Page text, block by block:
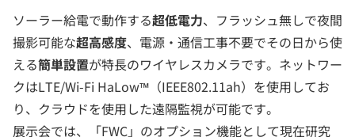
ソーラー給電で動作する超低電力、フラッシュ無しで夜間
撮影可能な超高感度、電源・通信工事不要でその日から使
える簡単設置が特長のワイヤレスカメラです。ネットワー
クはLTE/Wi-Fi HaLow™（IEEE802.11ah）を使用してお
り、クラウドを使用した遠隔監視が可能です。
展示会では、「FWC」のオプション機能として現在研究